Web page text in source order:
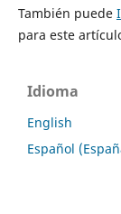
También puede
para este
Idioma
English
Español